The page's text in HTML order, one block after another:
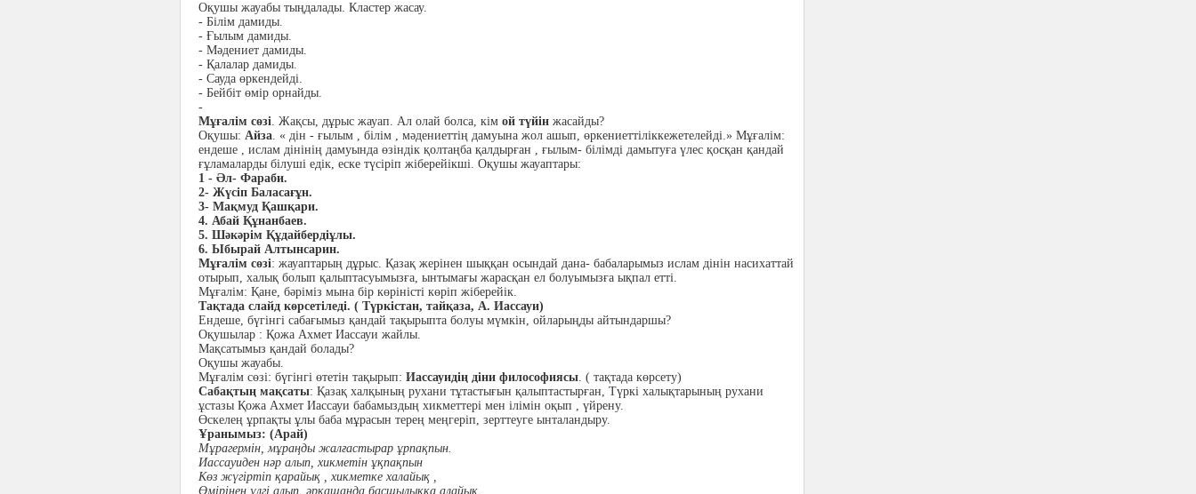
Оқушы жауабы тыңдалады. Кластер жасау.
- Білім дамиды.
- Ғылым дамиды.
- Мәдениет дамиды.
- Қалалар дамиды.
- Сауда өркендейді.
- Бейбіт өмір орнайды.
-
Мұғалім сөзі. Жақсы, дұрыс жауап. Ал олай болса, кім ой түйін жасайды?
Оқушы: Айза. « дін - ғылым , білім , мәдениеттің дамуына жол ашып, өркениеттіліккежетелейді.» Мұғалім:
ендеше , ислам дінінің дамуында өзіндік қолтаңба қалдырған , ғылым- білімді дамытуға үлес қосқан қандай
ғұламаларды білуші едік, еске түсіріп жіберейікші. Оқушы жауаптары:
1 - Әл- Фараби.
2- Жүсіп Баласағұн.
3- Мақмуд Қашқари.
4. Абай Құнанбаев.
5. Шәкәрім Құдайбердіұлы.
6. Ыбырай Алтынсарин.
Мұғалім сөзі: жауаптарың дұрыс. Қазақ жерінен шыққан осындай дана- бабаларымыз ислам дінін насихаттай
отырып, халық болып қалыптасуымызға, ынтымағы жарасқан ел болуымызға ықпал етті.
Мұғалім: Қане, бәріміз мына бір көріністі көріп жіберейік.
Тақтада слайд көрсетіледі. ( Түркістан, тайқаза, А. Иассауи)
Ендеше, бүгінгі сабағымыз қандай тақырыпта болуы мүмкін, ойларыңды айтындаршы?
Оқушылар : Қожа Ахмет Иассауи жайлы.
Мақсатымыз қандай болады?
Оқушы жауабы.
Мұғалім сөзі: бүгінгі өтетін тақырып: Иассауидің діни философиясы. ( тақтада көрсету)
Сабақтың мақсаты: Қазақ халқының рухани тұтастығын қалыптастырған, Түркі халықтарының рухани
ұстазы Қожа Ахмет Иассауи бабамыздың хикметтері мен ілімін оқып , үйрену.
Өскелең ұрпақты ұлы баба мұрасын терең меңгеріп, зерттеуге ынталандыру.
Ұранымыз: (Арай)
Мұрагермін, мұраңды жалғастырар ұрпақпын.
Иассауиден нәр алып, хикметін ұқпақпын
Көз жүгіртіп қарайық , хикметке халайық ,
Өмірінен үлгі алып, әрқашанда басшылыққа алайық.